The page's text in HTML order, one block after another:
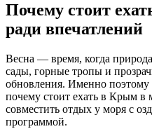
Почему стоит
ради впечатлений
Весна — время, когда
сады, горные тропы и
обновления. Именно поэтому
почему стоит ехать в Крым в
совместить отдых у моря с
программой.